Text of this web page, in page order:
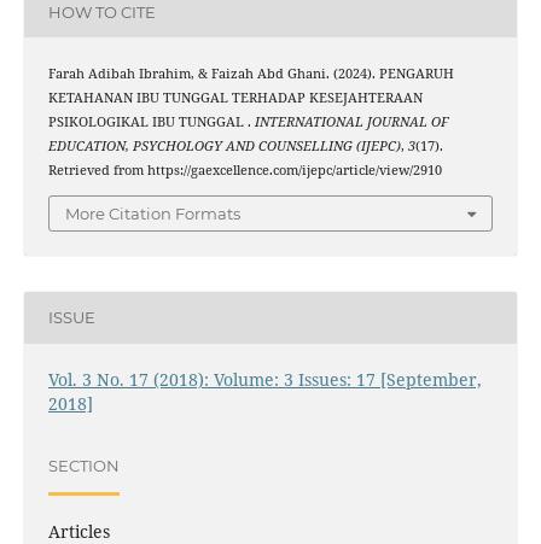
HOW TO CITE
Farah Adibah Ibrahim, & Faizah Abd Ghani. (2024). PENGARUH
KETAHANAN IBU TUNGGAL TERHADAP KESEJAHTERAAN
PSIKOLOGIKAL IBU TUNGGAL . INTERNATIONAL JOURNAL OF
EDUCATION, PSYCHOLOGY AND COUNSELLING (IJEPC), 3(17).
Retrieved from https://gaexcellence.com/ijepc/article/view/2910
More Citation Formats
ISSUE
Vol. 3 No. 17 (2018): Volume: 3 Issues: 17 [September,
2018]
SECTION
Articles